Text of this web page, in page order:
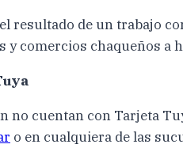
resultado de un trabajo
y comercios chaqueños
no cuentan con Tarjeta
o en cualquiera de las